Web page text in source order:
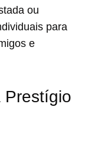
ou
para
e
Prestígio